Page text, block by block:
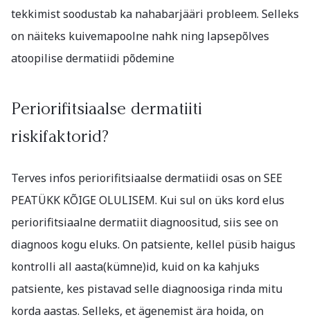
tekkimist soodustab ka nahabarjääri probleem. Selleks
on näiteks kuivemapoolne nahk ning lapsepõlves
atoopilise dermatiidi põdemine
Periorifitsiaalse dermatiiti
riskifaktorid?
Terves infos periorifitsiaalse dermatiidi osas on SEE
PEATÜKK KÕIGE OLULISEM. Kui sul on üks kord elus
periorifitsiaalne dermatiit diagnoositud, siis see on
diagnoos kogu eluks. On patsiente, kellel püsib haigus
kontrolli all aasta(kümne)id, kuid on ka kahjuks
patsiente, kes pistavad selle diagnoosiga rinda mitu
korda aastas. Selleks, et ägenemist ära hoida, on